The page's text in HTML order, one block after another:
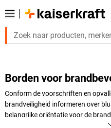
Borden voor
Conform de voorschriften en
brandveiligheid informeren over
belangrijke oriëntatie voor de
snel hun weg vinden en in geval